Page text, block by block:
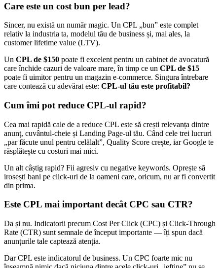
Care este un cost bun per lead?
Sincer, nu există un număr magic. Un CPL „bun” este complet
relativ la industria ta, modelul tău de business și, mai ales, la
customer lifetime value (LTV).
Un CPL de $150 poate fi excelent pentru un cabinet de avocatură
care închide cazuri de valoare mare, în timp ce un CPL de $15
poate fi uimitor pentru un magazin e-commerce. Singura întrebare
care contează cu adevărat este: CPL-ul tău este profitabil?
Cum îmi pot reduce CPL-ul rapid?
Cea mai rapidă cale de a reduce CPL este să crești relevanța dintre
anunț, cuvântul-cheie și Landing Page-ul tău. Când cele trei lucruri
„par făcute unul pentru celălalt”, Quality Score crește, iar Google te
răsplătește cu costuri mai mici.
Un alt câștig rapid? Fii agresiv cu negative keywords. Oprește să
irosești bani pe click-uri de la oameni care, oricum, nu ar fi convertit
din prima.
Este CPL mai important decât CPC sau CTR?
Da și nu. Indicatorii precum Cost Per Click (CPC) și Click-Through
Rate (CTR) sunt semnale de început importante — îți spun dacă
anunțurile tale captează atenția.
Dar CPL este indicatorul de business. Un CPC foarte mic nu